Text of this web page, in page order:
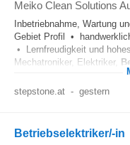
Meiko Clean Solutions
Inbetriebnahme, Wartung
Gebiet Profil •
• Lernfreudigkeit und
Mechatroniker, Elektriker,
stepstone.at - gestern
Betriebselektriker/-in